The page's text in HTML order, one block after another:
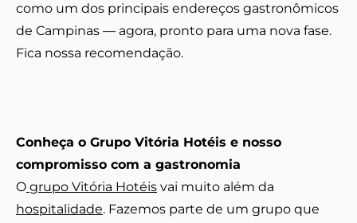
como um dos principais endereços gastronômicos
de Campinas — agora, pronto para uma nova fase.
Fica nossa recomendação.
Conheça o Grupo Vitória Hotéis e nosso
compromisso com a gastronomia
O grupo Vitória Hotéis vai muito além da
hospitalidade. Fazemos parte de um grupo que